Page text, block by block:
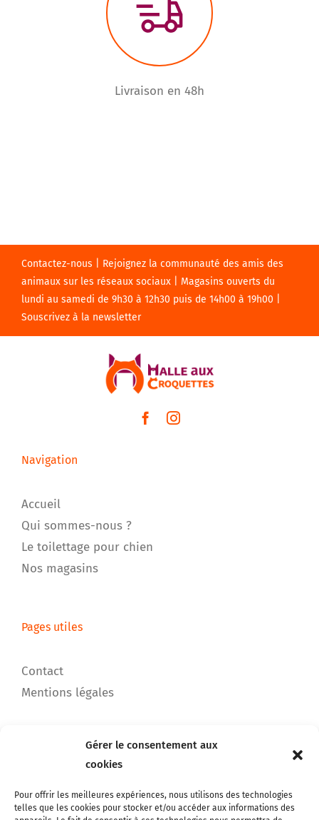
Gérer le consentement aux
cookies
Pour offrir les meilleures expériences, nous utilisons des technologies
telles que les cookies pour stocker et/ou accéder aux informations des
Livraison en 48h
Contactez-nous | Rejoignez la communauté des amis des
animaux sur les réseaux sociaux | Magasins ouverts du
lundi au samedi de 9h30 à 12h30 puis de 14h00 à 19h00 |
Souscrivez à la newsletter
Navigation
Accueil
Qui sommes-nous ?
Le toilettage pour chien
Nos magasins
Pages utiles
Contact
Mentions légales
Notre catalogue
Chats
Chiens